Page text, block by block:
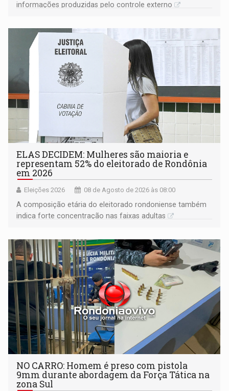
informações produzidas pelo controle externo
ELAS DECIDEM: Mulheres são maioria e
representam 52% do eleitorado de Rondônia
em 2026
Eleições 2026 08 de Agosto de 2026 às 08:00
A composição etária do eleitorado rondoniense também
indica forte concentração nas faixas adultas
NO CARRO: Homem é preso com pistola
9mm durante abordagem da Força Tática na
zona Sul